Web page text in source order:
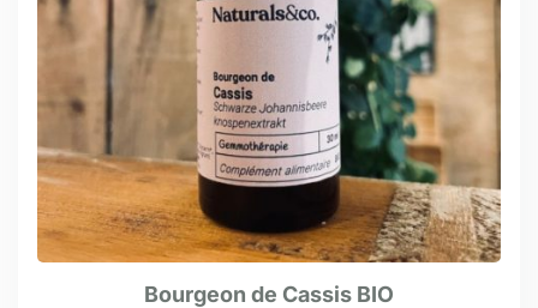
Bourgeon de Cassis BIO